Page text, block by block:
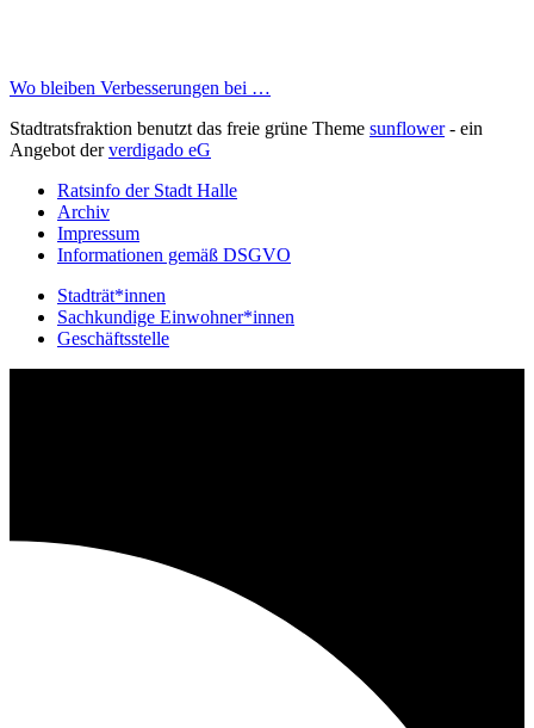
Wo bleiben Verbesserungen bei …
Stadtratsfraktion benutzt das freie grüne Theme sunflower‐ ein
Angebot derverdigado eG
Ratsinfo der Stadt Halle
Archiv
Impressum
Informationen gemäß DSGVO
Stadträt*innen
Sachkundige Einwohner*innen
Geschäftsstelle